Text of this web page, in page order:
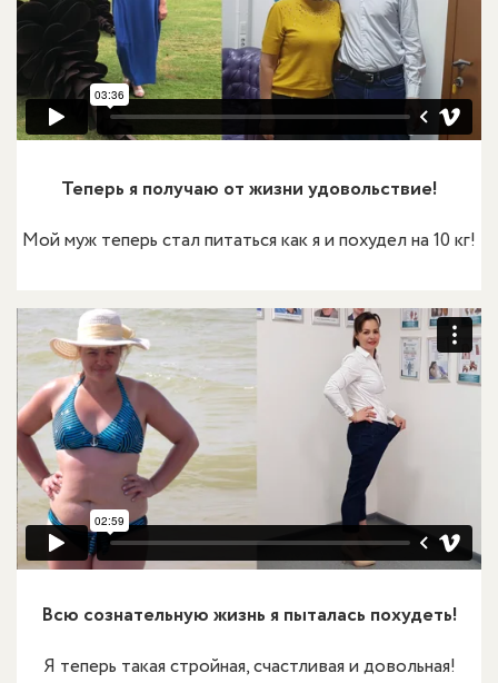
Теперь я получаю от жизни удовольствие!
Мой муж теперь стал питаться как я и похудел на 10 кг!
Всю сознательную жизнь я пыталась похудеть!
Я теперь такая стройная, счастливая и довольная!